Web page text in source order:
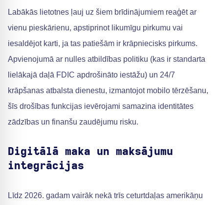
Labākās lietotnes ļauj uz šiem brīdinājumiem reaģēt ar
vienu pieskārienu, apstiprinot likumīgu pirkumu vai
iesaldējot karti, ja tas patiešām ir krāpniecisks pirkums.
Apvienojumā ar nulles atbildības politiku (kas ir standarta
lielākajā daļā FDIC apdrošināto iestāžu) un 24/7
krāpšanas atbalsta dienestu, izmantojot mobilo tērzēšanu,
šīs drošības funkcijas ievērojami samazina identitātes
zādzības un finanšu zaudējumu risku.
Digitālā maka un maksājumu
integrācijas
Līdz 2026. gadam vairāk nekā trīs ceturtdaļas amerikāņu